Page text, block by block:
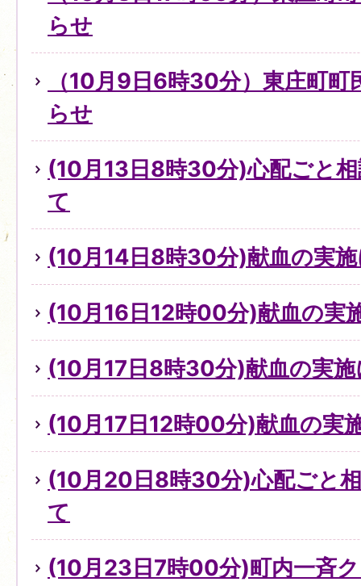
らせ
（10月9日6時30分）東庄町町
らせ
(10月13日8時30分)心配ごと
て
(10月14日8時30分)献血の実
(10月16日12時00分)献血の実
(10月17日8時30分)献血の実
(10月17日12時00分)献血の実
(10月20日8時30分)心配ごと
て
(10月23日7時00分)町内一斉